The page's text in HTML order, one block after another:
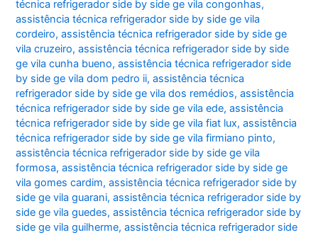
técnica refrigerador side by side ge vila congonhas,
assistência técnica refrigerador side by side ge vila
cordeiro,assistência técnica refrigerador side by side ge
vila cruzeiro,assistência técnica refrigerador side by side
ge vila cunha bueno,assistência técnica refrigerador side
by side ge vila dom pedro ii,assistência técnica
refrigerador side by side ge vila dos remédios,assistência
técnica refrigerador side by side ge vila ede,assistência
técnica refrigerador side by side ge vila fiat lux,assistência
técnica refrigerador side by side ge vila firmiano pinto,
assistência técnica refrigerador side by side ge vila
formosa,assistência técnica refrigerador side by side ge
vila gomes cardim,assistência técnica refrigerador side by
side ge vila guarani,assistência técnica refrigerador side by
side ge vila guedes,assistência técnica refrigerador side by
side ge vila guilherme,assistência técnica refrigerador side